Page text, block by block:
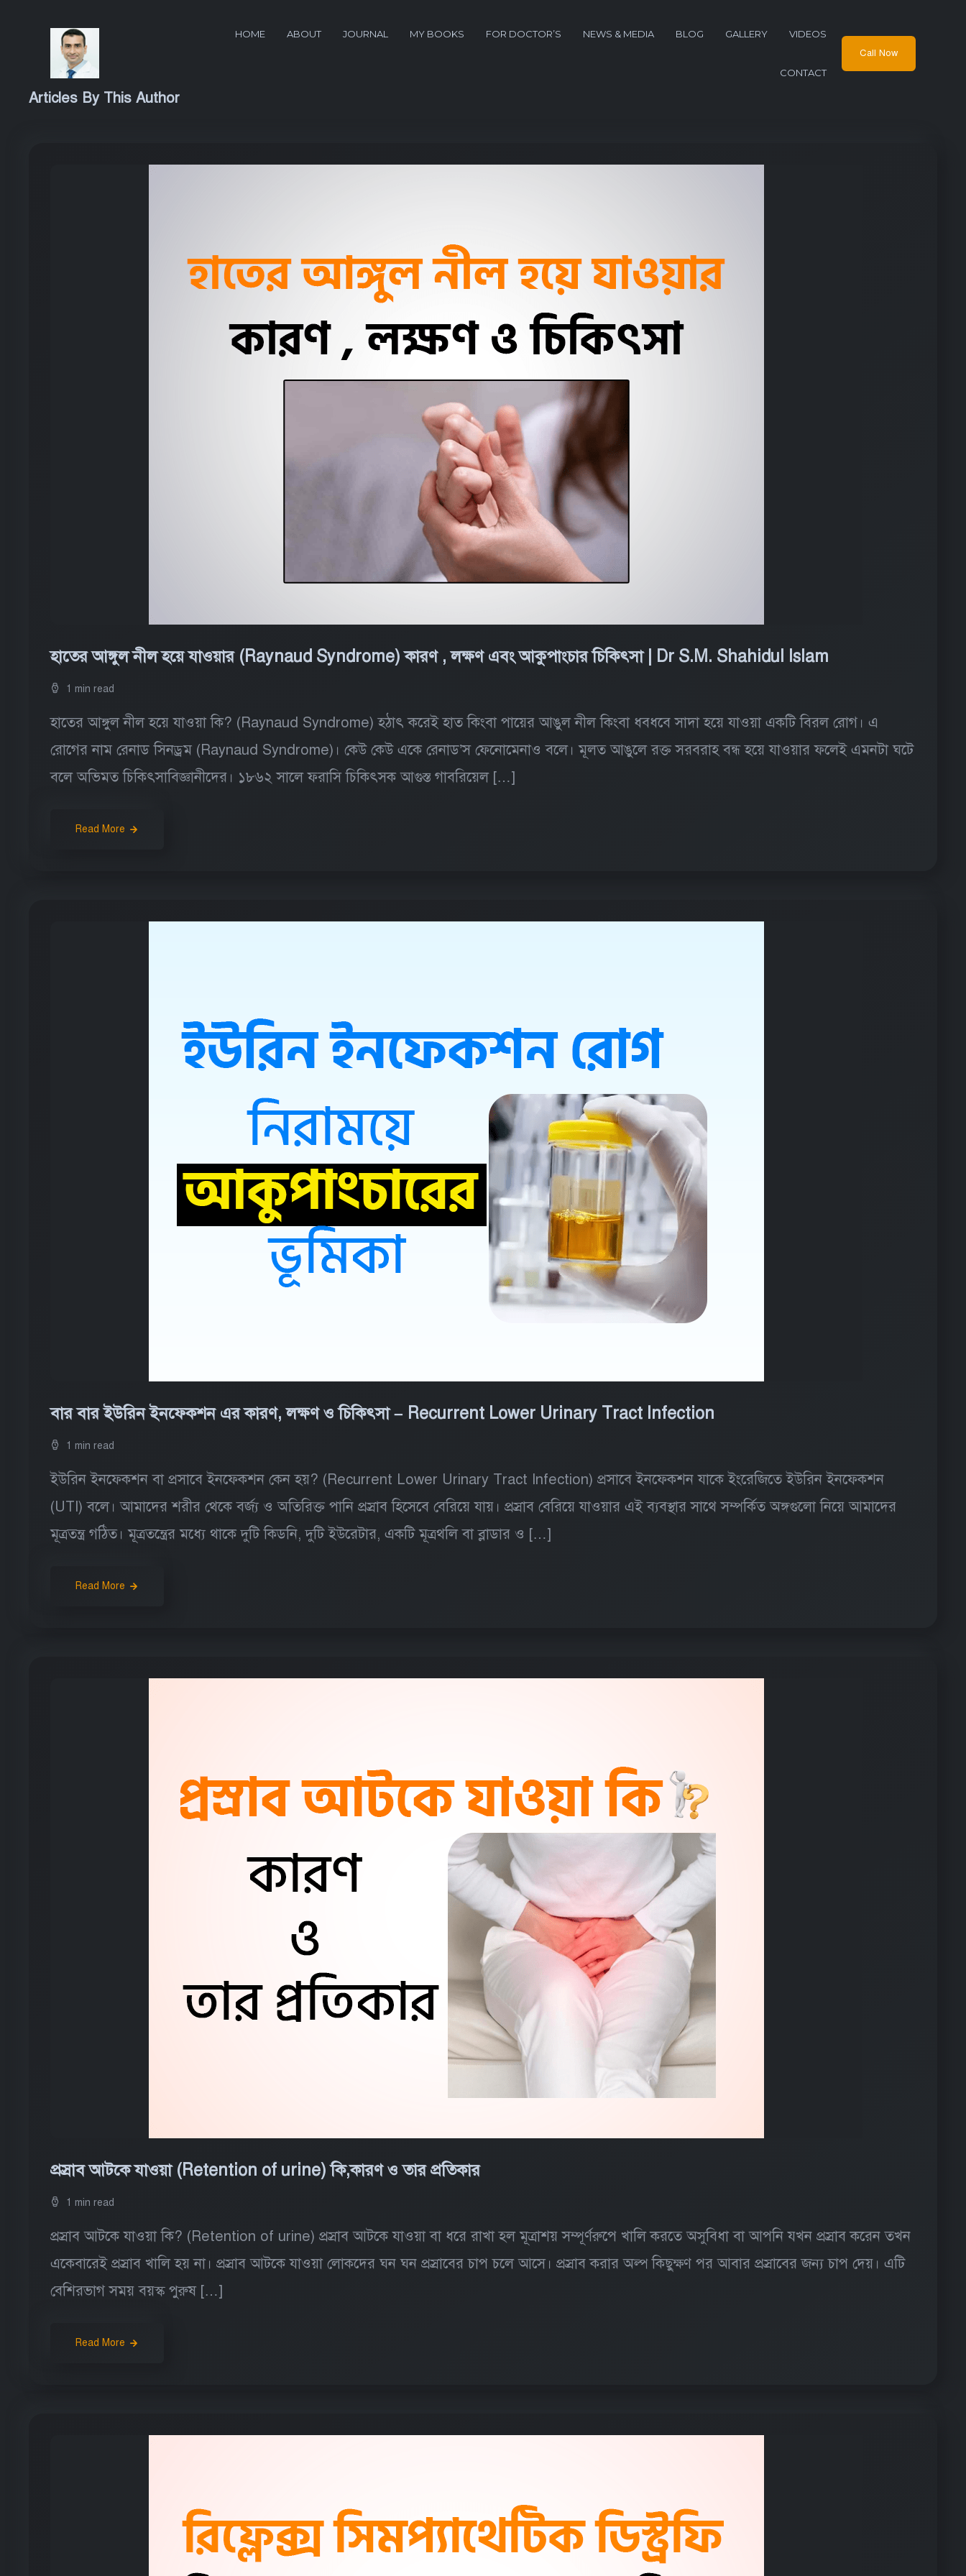
HOME ABOUT JOURNAL MY BOOKS FOR DOCTOR’S NEWS & MEDIA BLOG GALLERY VIDEOS
CONTACT
Call Now
Articles By This Author
হাতের আঙ্গুল নীল হয়ে যাওয়ার (Raynaud Syndrome) কারণ , লক্ষণ এবং আকুপাংচার চিকিৎসা | Dr S.M. Shahidul Islam
1 min read
হাতের আঙ্গুল নীল হয়ে যাওয়া কি? (Raynaud Syndrome) হঠাৎ করেই হাত কিংবা পায়ের আঙুল নীল কিংবা ধবধবে সাদা হয়ে যাওয়া একটি বিরল রোগ। এ
রোগের নাম রেনাড সিনড্রম (Raynaud Syndrome)। কেউ কেউ একে রেনাড’স ফেনোমেনাও বলে। মূলত আঙুলে রক্ত সরবরাহ বন্ধ হয়ে যাওয়ার ফলেই এমনটা ঘটে
বলে অভিমত চিকিৎসাবিজ্ঞানীদের। ১৮৬২ সালে ফরাসি চিকিৎসক আগুস্ত গাবরিয়েল […]
Read More
বার বার ইউরিন ইনফেকশন এর কারণ, লক্ষণ ও চিকিৎসা – Recurrent Lower Urinary Tract Infection
1 min read
ইউরিন ইনফেকশন বা প্রসাবে ইনফেকশন কেন হয়? (Recurrent Lower Urinary Tract Infection) প্রসাবে ইনফেকশন যাকে ইংরেজিতে ইউরিন ইনফেকশন
(UTI) বলে। আমাদের শরীর থেকে বর্জ্য ও অতিরিক্ত পানি প্রস্রাব হিসেবে বেরিয়ে যায়। প্রস্রাব বেরিয়ে যাওয়ার এই ব্যবস্থার সাথে সম্পর্কিত অঙ্গগুলো নিয়ে আমাদের
মূত্রতন্ত্র গঠিত। মূত্রতন্ত্রের মধ্যে থাকে দুটি কিডনি, দুটি ইউরেটার, একটি মূত্রথলি বা ব্লাডার ও […]
Read More
প্রস্রাব আটকে যাওয়া (Retention of urine) কি,কারণ ও তার প্রতিকার
1 min read
প্রস্রাব আটকে যাওয়া কি? (Retention of urine) প্রস্রাব আটকে যাওয়া বা ধরে রাখা হল মূত্রাশয় সম্পূর্ণরুপে খালি করতে অসুবিধা বা আপনি যখন প্রস্রাব করেন তখন
একেবারেই প্রস্রাব খালি হয় না। প্রস্রাব আটকে যাওয়া লোকদের ঘন ঘন প্রস্রাবের চাপ চলে আসে। প্রস্রাব করার অল্প কিছুক্ষণ পর আবার প্রস্রাবের জন্য চাপ দেয়। এটি
বেশিরভাগ সময় বয়স্ক পুরুষ […]
Read More